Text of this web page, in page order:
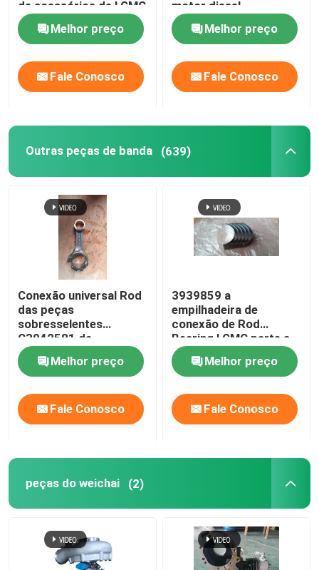
de acessórios de LGMC
com eficiência elevada
Melhor preço
Fale Conosco
motor diesel
Melhor preço
Fale Conosco
Outras peças de banda (639)
Conexão universal Rod
das peças
sobresselentes
C3942581 da
empilhadeira
Melhor preço
Fale Conosco
3939859 a
empilhadeira de
conexão de Rod
Bearing LGMC parte a
embalagem do OEM
Melhor preço
Fale Conosco
peças do weichai (2)